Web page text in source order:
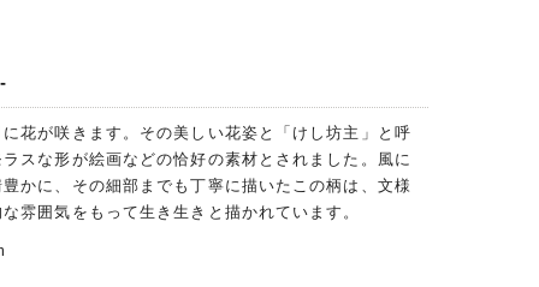
花が咲きます。その美しい花姿と「けし坊主」と呼
スな形が絵画などの恰好の素材とされました。風に
かに、その細部までも丁寧に描いたこの柄は、文様
雰囲気をもって生き生きと描かれています。